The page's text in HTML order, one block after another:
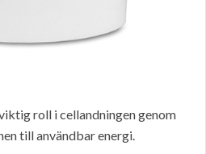
roll i cellandningen genom
till användbar energi.